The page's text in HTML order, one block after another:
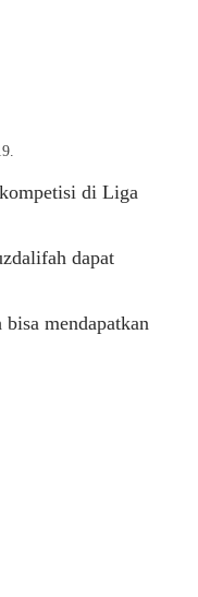
di Liga
dapat
mendapatkan